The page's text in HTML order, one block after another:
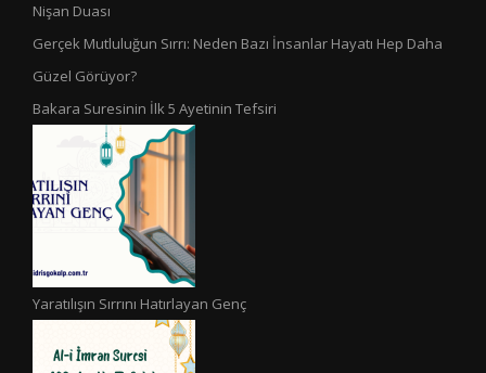
Nişan Duası
Gerçek Mutluluğun Sırrı: Neden Bazı İnsanlar Hayatı Hep Daha
Güzel Görüyor?
Bakara Suresinin İlk 5 Ayetinin Tefsiri
Yaratılışın Sırrını Hatırlayan Genç